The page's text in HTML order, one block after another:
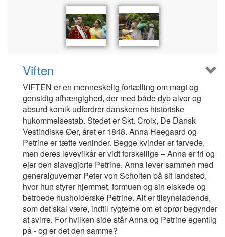
Viften
VIFTEN er en menneskelig fortælling om magt og
gensidig afhængighed, der med både dyb alvor og
absurd komik udfordrer danskernes historiske
hukommelsestab. Stedet er Skt. Croix, De Dansk
Vestindiske Øer, året er 1848. Anna Heegaard og
Petrine er tætte veninder. Begge kvinder er farvede,
men deres levevilkår er vidt forskellige – Anna er fri og
ejer den slavegjorte Petrine. Anna lever sammen med
generalguvernør Peter von Scholten på sit landsted,
hvor hun styrer hjemmet, formuen og sin elskede og
betroede husholderske Petrine. Alt er tilsyneladende,
som det skal være, indtil rygterne om et oprør begynder
at svirre. For hvilken side står Anna og Petrine egentlig
på - og er det den samme?